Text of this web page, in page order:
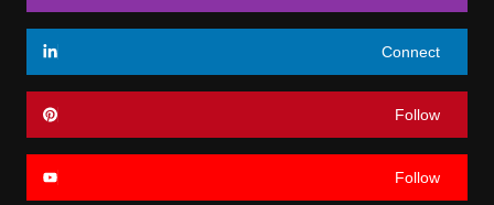
Connect
Follow
Follow